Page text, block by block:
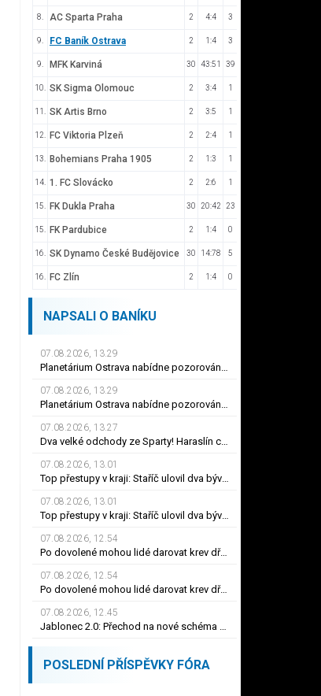
8. AC Sparta Praha 2 4:4 3
9. FC Baník Ostrava 2 1:4 3
9. MFK Karviná 30 43:51 39
10. SK Sigma Olomouc 2 3:4 1
11. SK Artis Brno 2 3:5 1
12. FC Viktoria Plzeň 2 2:4 1
13. Bohemians Praha 1905 2 1:3 1
14. 1. FC Slovácko 2 2:6 1
15. FK Dukla Praha 30 20:42 23
15. FK Pardubice 2 1:4 0
16. SK Dynamo České Budějovice 30 14:78 5
16. FC Zlín 2 1:4 0
NAPSALI O BANÍKU
07.08.2026, 13.29
Planetárium Ostrava nabídne pozorování největšího zatmění Slunce za mnoho let
07.08.2026, 13.29
Planetárium Ostrava nabídne pozorování největšího zatmění Slunce za mnoho let
07.08.2026, 13.27
Dva velké odchody ze Sparty! Haraslín chce do Arábie, co podmínky Kuchtova transferu?
07.08.2026, 13.01
Top přestupy v kraji: Staříč ulovil dva bývalé ligové hráče z ostravského Baníku
07.08.2026, 13.01
Top přestupy v kraji: Staříč ulovil dva bývalé ligové hráče z ostravského Baníku
07.08.2026, 12.54
Po dovolené mohou lidé darovat krev dříve. FN Ostrava zavádí nové testování
07.08.2026, 12.54
Po dovolené mohou lidé darovat krev dříve. FN Ostrava zavádí nové testování
07.08.2026, 12.45
Jablonec 2.0: Přechod na nové schéma funguje. Dvojice Srbů klíčem k modernímu stylu
POSLEDNÍ PŘÍSPĚVKY FÓRA